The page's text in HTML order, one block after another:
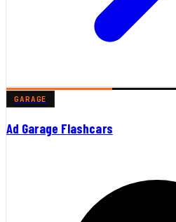
GARAGE
Ad Garage Flashcars